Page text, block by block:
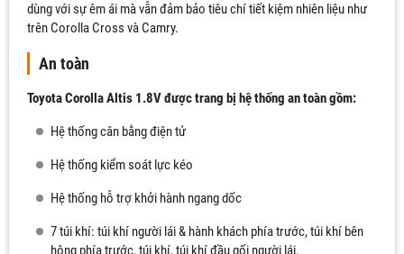
dùng với sự êm ái mà vẫn đảm bảo tiêu chí tiết kiệm nhiên liệu như
trên Corolla Cross và Camry.
An toàn
Toyota Corolla Altis 1.8V được trang bị hệ thống an toàn gồm:
Hệ thống cân bằng điện tử
Hệ thống kiểm soát lực kéo
Hệ thống hỗ trợ khởi hành ngang dốc
7 túi khí: túi khí người lái & hành khách phía trước, túi khí bên
hông phía trước, túi khí, túi khí đầu gối người lái.